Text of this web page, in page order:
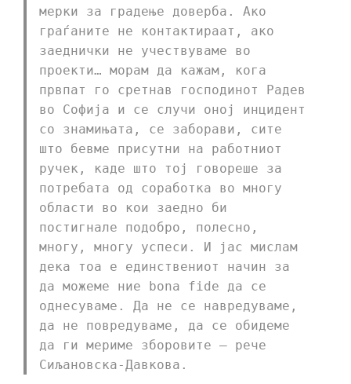
мерки за градење доверба. Ако
граѓаните не контактираат, ако
заеднички не учествуваме во
проекти… морам да кажам, кога
првпат го сретнав господинот Радев
во Софија и се случи оној инцидент
со знамињата, се заборави, сите
што бевме присутни на работниот
ручек, каде што тој говореше за
потребата од соработка во многу
области во кои заедно би
постигнале подобро, полесно,
многу, многу успеси. И јас мислам
дека тоа е единствениот начин за
да можеме ние bona fide да се
однесуваме. Да не се навредуваме,
да не повредуваме, да се обидеме
да ги мериме зборовите – рече
Сиљановска-Давкова.